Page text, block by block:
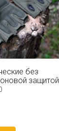
без
защитой